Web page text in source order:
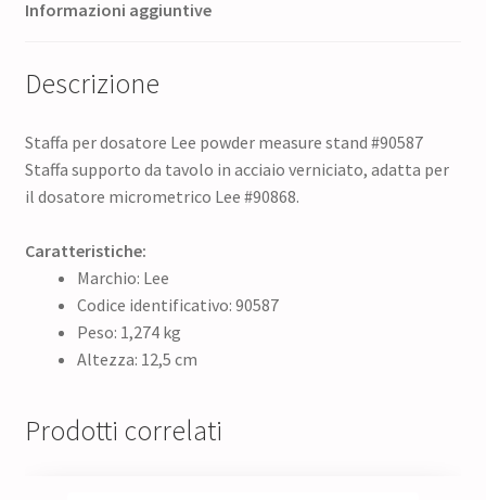
Informazioni aggiuntive
Descrizione
Staffa per dosatore Lee powder measure stand #90587
Staffa supporto da tavolo in acciaio verniciato, adatta per
il dosatore micrometrico Lee #90868.
Caratteristiche:
Marchio: Lee
Codice identificativo: 90587
Peso: 1,274 kg
Altezza: 12,5 cm
Prodotti correlati